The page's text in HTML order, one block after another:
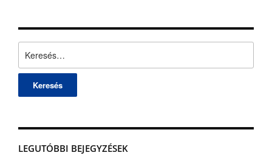
LEGUTÓBBI BEJEGYZÉSEK